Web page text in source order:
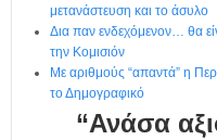
μετανάστευση και το άσυλο
Δια παν ενδεχόμενον… θα
την Κομισιόν
Με αριθμούς “απαντά” η
το Δημογραφικό
“Ανάσα